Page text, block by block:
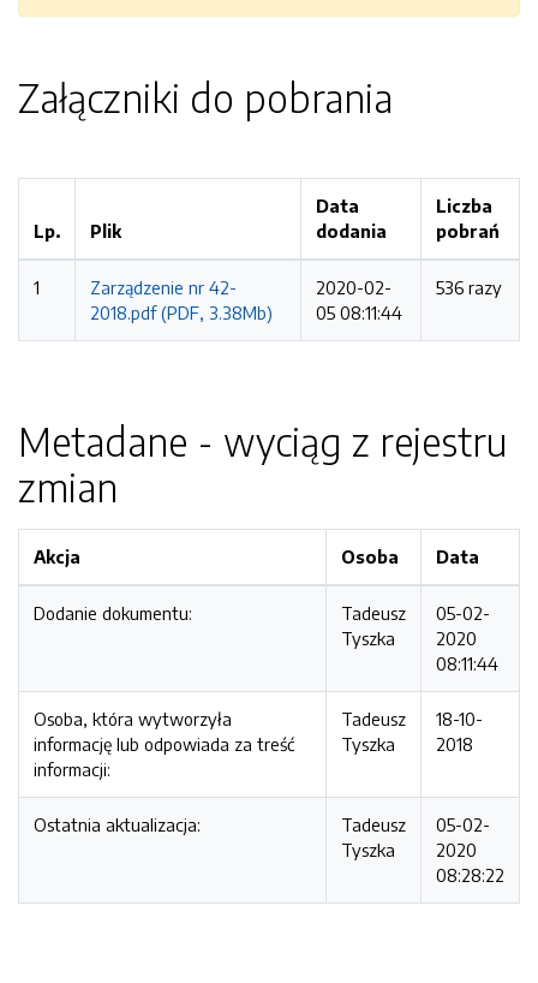
Załączniki do pobrania
Lp. Plik
Data
dodania
Liczba
pobrań
1
Zarządzenie nr 42-
2018.pdf (PDF, 3.38Mb)
2020-02-
05 08:11:44
536 razy
Metadane - wyciąg z rejestru
zmian
Akcja Osoba Data
Dodanie dokumentu:
Tadeusz
Tyszka
05-02-
2020
08:11:44
Osoba, która wytworzyła
informację lub odpowiada za treść
informacji:
Tadeusz
Tyszka
18-10-
2018
Ostatnia aktualizacja:
Tadeusz
Tyszka
05-02-
2020
08:28:22